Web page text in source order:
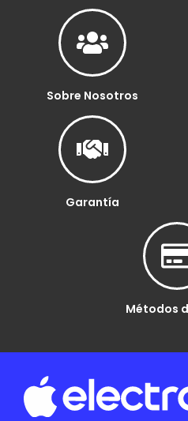
Sobre Nosotros
Garantía
Métodos